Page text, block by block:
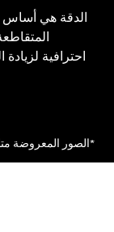
احترافية
*الصور المعروضة